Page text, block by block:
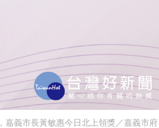
義市長黃敏惠今日北上領獎／嘉義市府